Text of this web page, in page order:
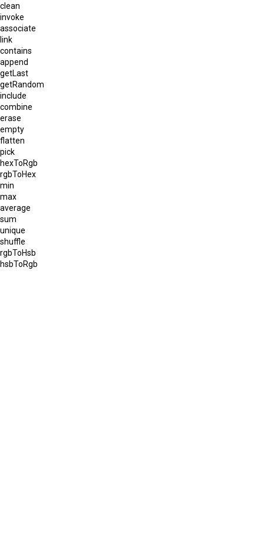
clean
invoke
associate
link
contains
append
getLast
getRandom
include
combine
erase
empty
flatten
pick
hexToRgb
rgbToHex
min
max
average
sum
unique
shuffle
rgbToHsb
hsbToRgb